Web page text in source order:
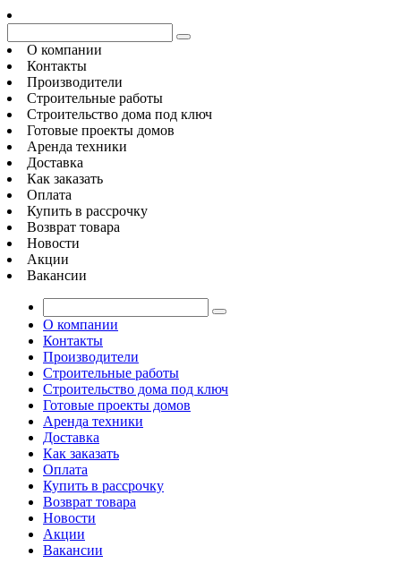
О компании
Контакты
Производители
Строительные работы
Строительство дома под ключ
Готовые проекты домов
Аренда техники
Доставка
Как заказать
Оплата
Купить в рассрочку
Возврат товара
Новости
Акции
Вакансии
О компании
Контакты
Производители
Строительные работы
Строительство дома под ключ
Готовые проекты домов
Аренда техники
Доставка
Как заказать
Оплата
Купить в рассрочку
Возврат товара
Новости
Акции
Вакансии